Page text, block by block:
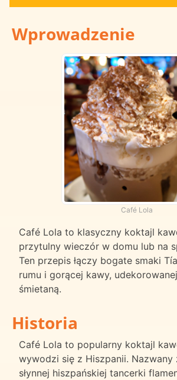
Wprowadzenie
Café Lola
Café Lola to klasyczny koktajl
przytulny wieczór w domu lub na
Ten przepis łączy bogate smaki
rumu i gorącej kawy,
śmietaną.
Historia
Café Lola to popularny koktajl
wywodzi się z Hiszpanii. Nazwany
słynnej hiszpańskiej tancerki